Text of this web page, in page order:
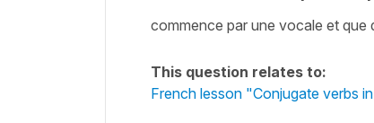
commence par une vocale et que
This question relates to:
French lesson "Conjugate verbs